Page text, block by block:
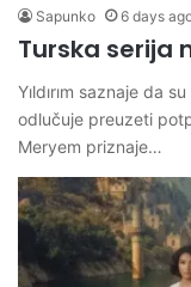
Sapunko 6 days
Turska serija
Yıldırım saznaje da
odlučuje preuzeti
Meryem priznaje…